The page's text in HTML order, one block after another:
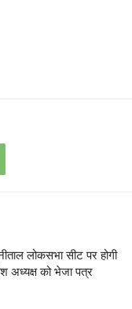
लोकसभा सीट पर होगी
अध्यक्ष को भेजा पत्र